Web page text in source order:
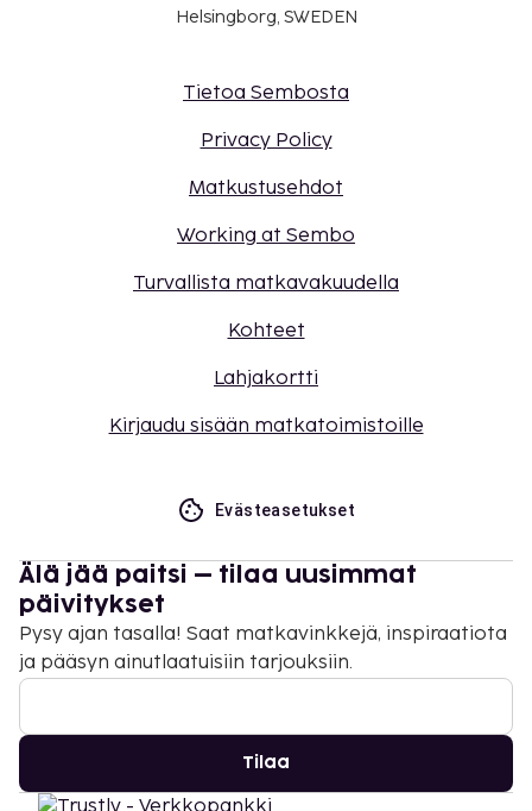
Helsingborg, SWEDEN
Tietoa Sembosta
Privacy Policy
Matkustusehdot
Working at Sembo
Turvallista matkavakuudella
Kohteet
Lahjakortti
Kirjaudu sisään matkatoimistoille
Evästeasetukset
Älä jää paitsi – tilaa uusimmat
päivitykset
Pysy ajan tasalla! Saat matkavinkkejä, inspiraatiota
ja pääsyn ainutlaatuisiin tarjouksiin.
Tilaa